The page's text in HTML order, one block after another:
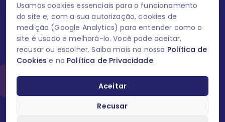
Usamos cookies essenciais para o funcionamento
do site e, com a sua autorização, cookies de
medição (Google Analytics) para entender como o
site é usado e melhorá-lo. Você pode aceitar,
recusar ou escolher. Saiba mais na nossa Política de
Cookies e na Política de Privacidade.
Aceitar
Recusar
Se estiver no programa semprecuidando, comunique aquiuma
reação adversa com os produtos Servier. Este site contém
informações para o público leigo e para os profissionais de saúde
do Brasil habilitados a prescrever medicamentos. M-AS ONE-BR-
202606-00013 / Agosto 2026.
O laboratório Servier do Brasil respeita os seus dados! Caso deseje
dados pessoais você pode fazê-lo a qualquer momento entrando
em contato através do site www.semprecuidando.com.br na opção
fale conosco.